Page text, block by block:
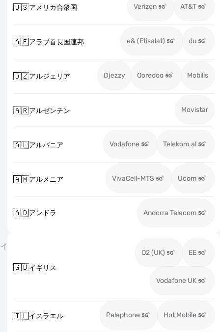
🇺🇸アメリカ合衆国 Verizon AT&T
🇦🇪アラブ首長国連邦 e& (Etisalat) du
🇩🇿アルジェリア Djezzy Ooredoo Mobilis
🇦🇷アルゼンチン Movistar
🇦🇱アルバニア Vodafone Telekom.al
🇦🇲アルメニア VivaCell-MTS Ucom
🇦🇩アンドラ Andorra Telecom
イ
🇬🇧イギリス
O2 (UK) EE
Vodafone UK
🇮🇱イスラエル Pelephone Hot Mobile